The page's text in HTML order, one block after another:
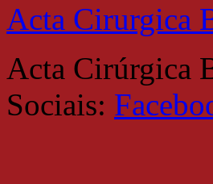
Acta Cirurgica
Acta Cirúrgica
Sociais: